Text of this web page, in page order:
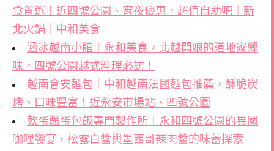
食首選！近四號公園、宵夜優惠，超值自助吧｜新
北火鍋｜中和美食
涵冰越南小館｜永和美食，北越闆娘的道地家鄉
味，四號公園越式料理必訪！
越南會安麵包｜中和越南法國麵包推薦，酥脆炭
烤、口味豐富！近永安市場站、四號公園
軟蛋醬蛋包飯專門製作所｜永和四號公園的異國
咖哩饗宴，松露白醬與墨西哥辣肉醬的味蕾探索